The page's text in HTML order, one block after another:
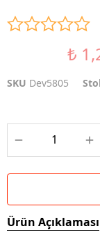
₺
SKU Dev5805
Ürün Açıklaması